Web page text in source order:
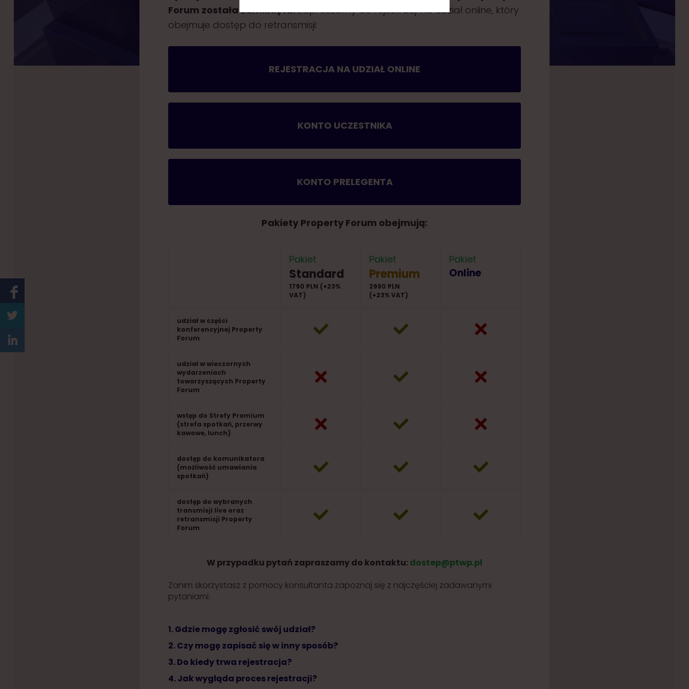
Forum została zamknięta.Zapraszamy do rejestracji na udział online, który
obejmuje dostęp do retransmisji:
REJESTRACJA NA UDZIAŁ ONLINE
KONTO UCZESTNIKA
KONTO PRELEGENTA
Pakiety Property Forum obejmują:
Pakiet
Standard
1790 PLN (+23%
VAT)
Pakiet
Premium
2990 PLN
(+23% VAT)
Pakiet
Online
udział w części
konferencyjnej Property
Forum
udział w wieczornych
wydarzeniach
towarzyszących Property
Forum
wstęp do Strefy Premium
(strefa spotkań, przerwy
kawowe, lunch)
dostęp do komunikatora
(możliwość umawiania
spotkań)
dostęp do wybranych
transmisji live oraz
retransmisji Property
Forum
W przypadku pytań zapraszamy do kontaktu:dostep@ptwp.pl
Zanim skorzystasz z pomocy konsultanta zapoznaj się z najczęściej zadawanymi
pytaniami:
1. Gdzie mogę zgłosić swój udział?
2. Czy mogę zapisać się w inny sposób?
3. Do kiedy trwa rejestracja?
4. Jak wygląda proces rejestracji?